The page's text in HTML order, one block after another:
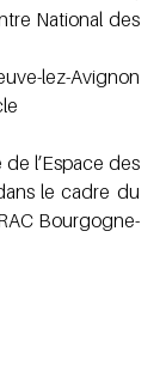
National des
lez-Avignon
l’Espace des
le cadre du
Bourgogne-